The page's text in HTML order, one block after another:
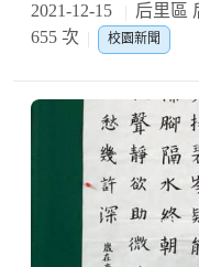
2021-12-15 后里區
655 次
校園新聞